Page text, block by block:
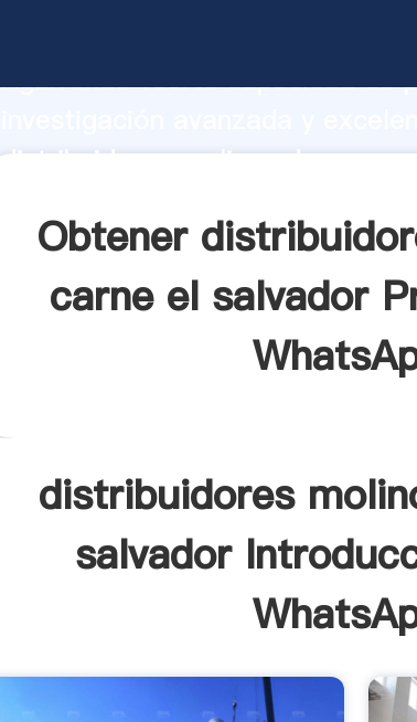
Agarrando fuerte capacidad de
distribuidores molinos de carne
Obtener
carne el salvador
distribuidores
salvador